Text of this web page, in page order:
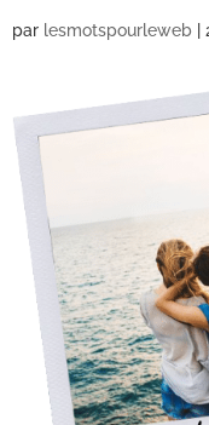
par lesmotspourleweb |